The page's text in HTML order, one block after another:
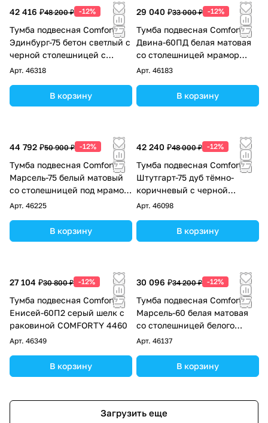
42 416 ₽48 200 ₽ -12%
Тумба подвесная Comforty
Эдинбург-75 бетон светлый с
черной столешницей с
раковиной Comforty T-Y9378
Арт. 46318
В корзину
29 040 ₽33 000 ₽ -12%
Тумба подвесная Comforty
Двина-60ПД белая матовая
со столешницей мрамор
Калакатта Блэк с раковиной
Арт. 46183
В корзину
44 792 ₽50 900 ₽ -12%
Тумба подвесная Comforty
Марсель-75 белый матовый
со столешницей под мрамор
Калакатта Блэк c раковиной
Арт. 46225
В корзину
42 240 ₽48 000 ₽ -12%
Тумба подвесная Comforty
Штутгарт-75 дуб тёмно-
коричневый с черной
столешницей c раковиной
Арт. 46098
В корзину
27 104 ₽30 800 ₽ -12%
Тумба подвесная Comforty
Енисей-60П2 серый шелк с
раковиной COMFORTY 4460
Арт. 46349
В корзину
30 096 ₽34 200 ₽ -12%
Тумба подвесная Comforty
Марсель-60 белая матовая
со столешницей белого
цвета c раковиной 78728
Арт. 46137
В корзину
Загрузить еще